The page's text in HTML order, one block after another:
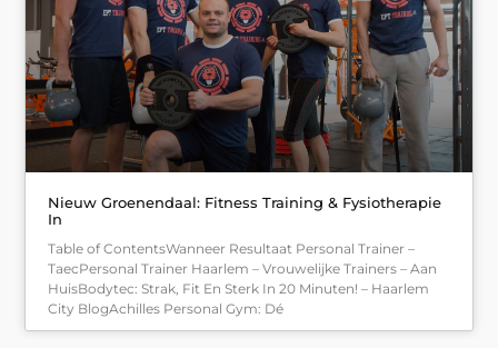
Nieuw Groenendaal: Fitness Training & Fysiotherapie
In
Table of ContentsWanneer Resultaat Personal Trainer –
TaecPersonal Trainer Haarlem – Vrouwelijke Trainers – Aan
HuisBodytec: Strak, Fit En Sterk In 20 Minuten! – Haarlem
City BlogAchilles Personal Gym: Dé